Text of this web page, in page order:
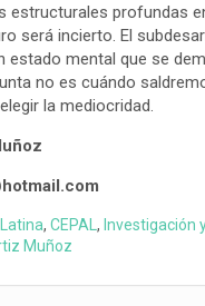
estructurales profundas
será incierto. El
estado mental que se
no es cuándo
la mediocridad.
, CEPAL , Investigación
Muñoz